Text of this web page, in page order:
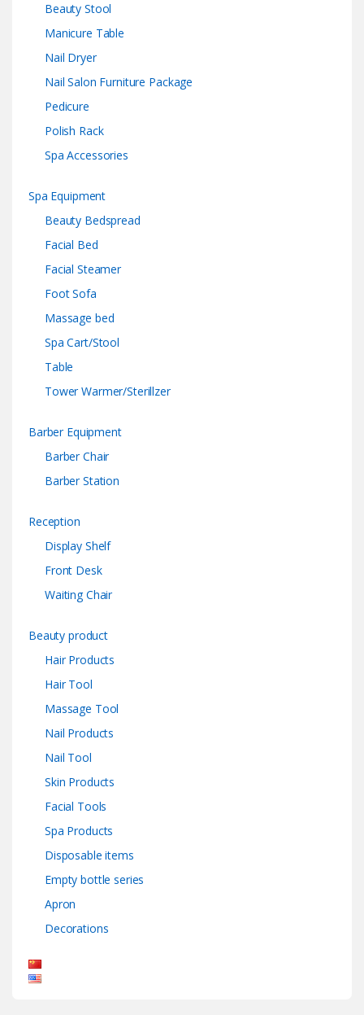
Beauty Stool
Manicure Table
Nail Dryer
Nail Salon Furniture Package
Pedicure
Polish Rack
Spa Accessories
Spa Equipment
Beauty Bedspread
Facial Bed
Facial Steamer
Foot Sofa
Massage bed
Spa Cart/Stool
Table
Tower Warmer/Sterillzer
Barber Equipment
Barber Chair
Barber Station
Reception
Display Shelf
Front Desk
Waiting Chair
Beauty product
Hair Products
Hair Tool
Massage Tool
Nail Products
Nail Tool
Skin Products
Facial Tools
Spa Products
Disposable items
Empty bottle series
Apron
Decorations